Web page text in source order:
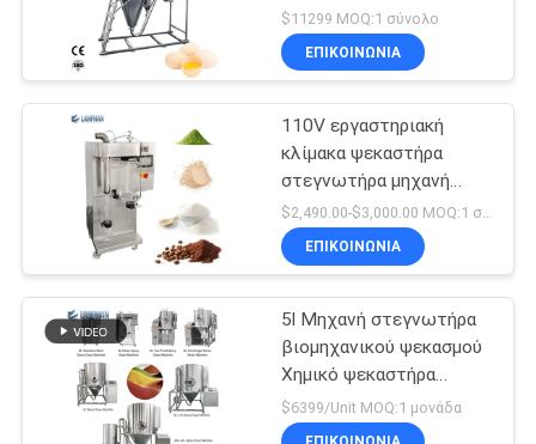
ΕΛΆΤΕ
ΣΕ
ΕΠΑΦΉ
ΖΗΤΉΣΤΕ
ΈΝΑ
ΑΠΌΣΠΑΣΜΑ
SITEMAP
γάλακτος αυγών που
κατασκευάζει τον
ψεκαστήρα μηχανών
$11299 MOQ:1 σύνολο
ΕΠΙΚΟΙΝΩΝΙΑ
110V εργαστηριακή
κλίμακα ψεκαστήρα
στεγνωτήρα μηχανή
ατομικοποιητής γάλα σε
σκόνη 2000mL / H
$2,490.00-$3,000.00 MOQ:1 σύνολο
ΕΠΙΚΟΙΝΩΝΙΑ
5l Μηχανή στεγνωτήρα
βιομηχανικού ψεκασμού
Χημικό ψεκαστήρα
σκόνης γάλακτος
Σκουπτήρας
$6399/Unit MOQ:1 μονάδα